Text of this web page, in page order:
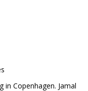
Copenhagen. Jamal